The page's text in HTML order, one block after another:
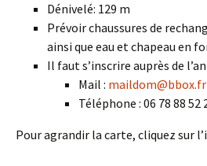
Dénivelé: 129 m
Prévoir chaussures de
ainsi que eau et chapeau en
Il faut s’inscrire auprès de
Mail : maildom@bbox.fr
Téléphone : 06 78 88 52
Pour agrandir la carte, cliquez sur